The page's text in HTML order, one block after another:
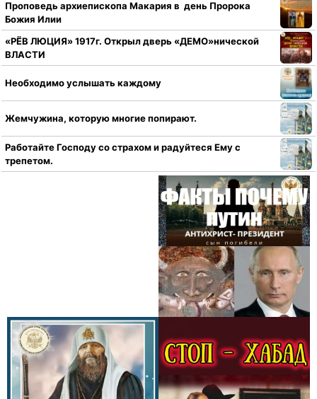
Проповедь архиепископа Макария в день Пророка
Божия Илии
«РЁВ ЛЮЦИЯ» 1917г. Открыл дверь «ДЕМО»нической
ВЛАСТИ
Необходимо услышать каждому
Жемчужина, которую многие попирают.
Работайте Господу со страхом и радуйтеся Ему с
трепетом.